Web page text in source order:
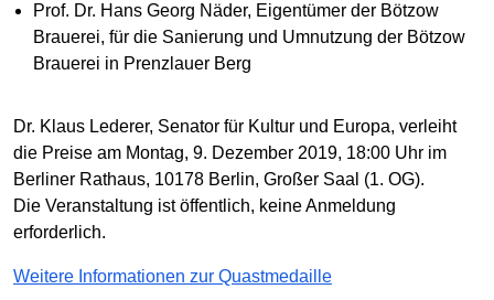
Prof. Dr. Hans Georg Näder, Eigentümer der Bötzow
Brauerei, für die Sanierung und Umnutzung der Bötzow
Brauerei in Prenzlauer Berg
Dr. Klaus Lederer, Senator für Kultur und Europa, verleiht
die Preise am Montag, 9. Dezember 2019, 18:00 Uhr im
Berliner Rathaus, 10178 Berlin, Großer Saal (1. OG).
Die Veranstaltung ist öffentlich, keine Anmeldung
erforderlich.
Weitere Informationen zur Quastmedaille